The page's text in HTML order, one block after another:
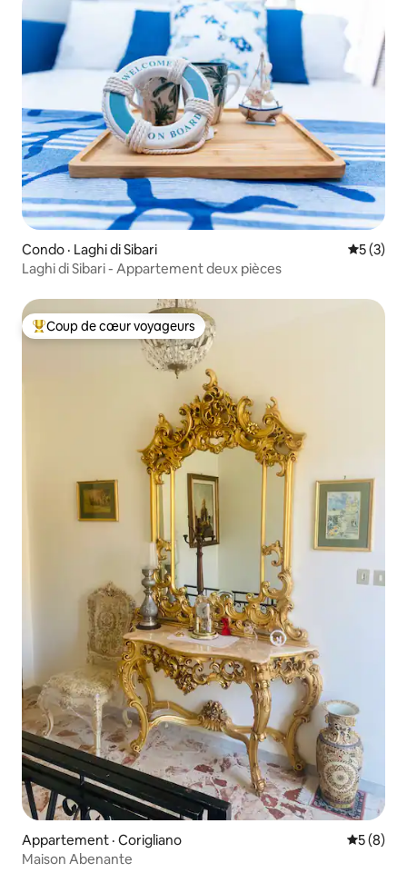
Condo · Laghi di Sibari Note
5 (3)
Laghi di Sibari - Appartement deux pièces
Coup de cœur voyageurs parmi les plus aimés
Coup de cœur voyageurs
Appartement · Corigliano Note
5 (8)
Maison Abenante